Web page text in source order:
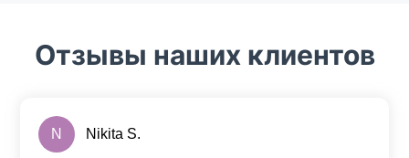
Отзывы наших клиентов
N Nikita S.